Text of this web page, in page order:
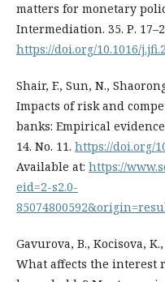
matters for monetary
Intermediation. 35. Р.
https://doi.org/10.1016/
Shair, F., Sun, N.,
Impacts of risk and
banks: Empirical evidence
14. No. 11. https://doi.org/
Available at: https://
eid=2-s2.0-
Gavurova, B., Kocisova,
What affects the interest